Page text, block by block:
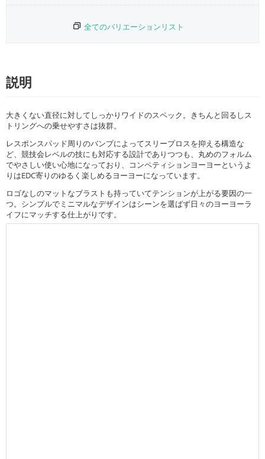
全てのバリエーションリスト
説明
大きくない直径に対してしっかりワイドのスペック。きちんと回るしス
トリングへの乗せやすさは抜群。
レスポンスパッド周りのバンプによってスリープロスを抑える構造な
ど、競技会レベルの技にも対応する設計でありつつも、丸めのフォルム
でやさしい使い心地になっており、コンペティションヨーヨーというよ
りはEDC寄りのゆるく楽しめるヨーヨーになっています。
ロゴなしのマットなブラストも持っていてテンションが上がる要因の一
つ。シンプルでミニマルなデザインはシーンを選ばず日々のヨーヨーラ
イフにマッチする仕上がりです。